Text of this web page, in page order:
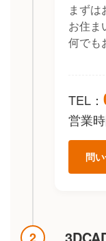
まずは
お住ま
何でも
TEL：
営業時
問
2